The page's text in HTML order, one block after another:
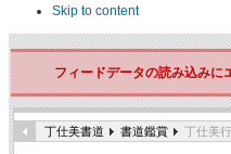
Skip to content
フィードデータの読み込みに
丁仕美書道 書道鑑賞 丁仕美